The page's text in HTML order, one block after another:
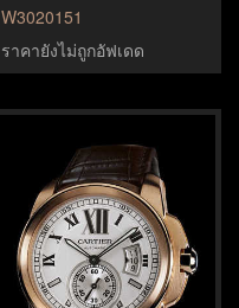
W3020151
ราคายังไม่ถูกอัฟเดด